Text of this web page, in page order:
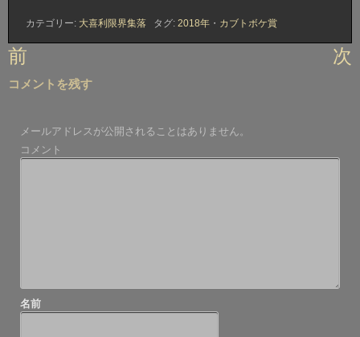
カテゴリー: 大喜利限界集落 タグ: 2018年 ・ カブトボケ賞
投
ナ
ゲ
ー
前 次
コメントを残す
メールアドレスが公開されることはありません。
コメント
名前